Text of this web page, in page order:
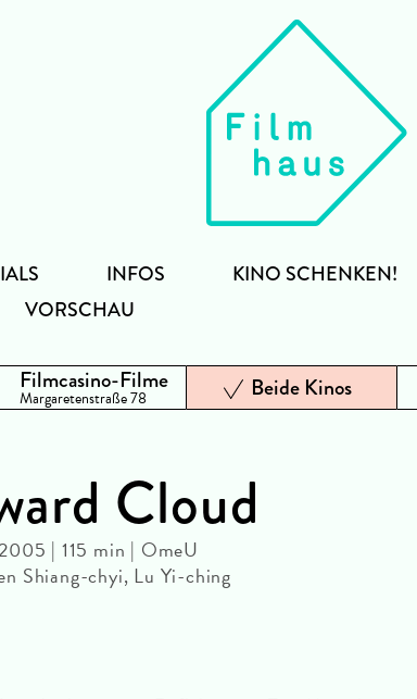
VORSCHAU
INFOS KINO SCHENKEN!
Filmcasino-Filme
Margaretenstraße 78 Beide Kinos
Cloud
| 115 min | OmeU
Shiang-chyi, Lu Yi-ching